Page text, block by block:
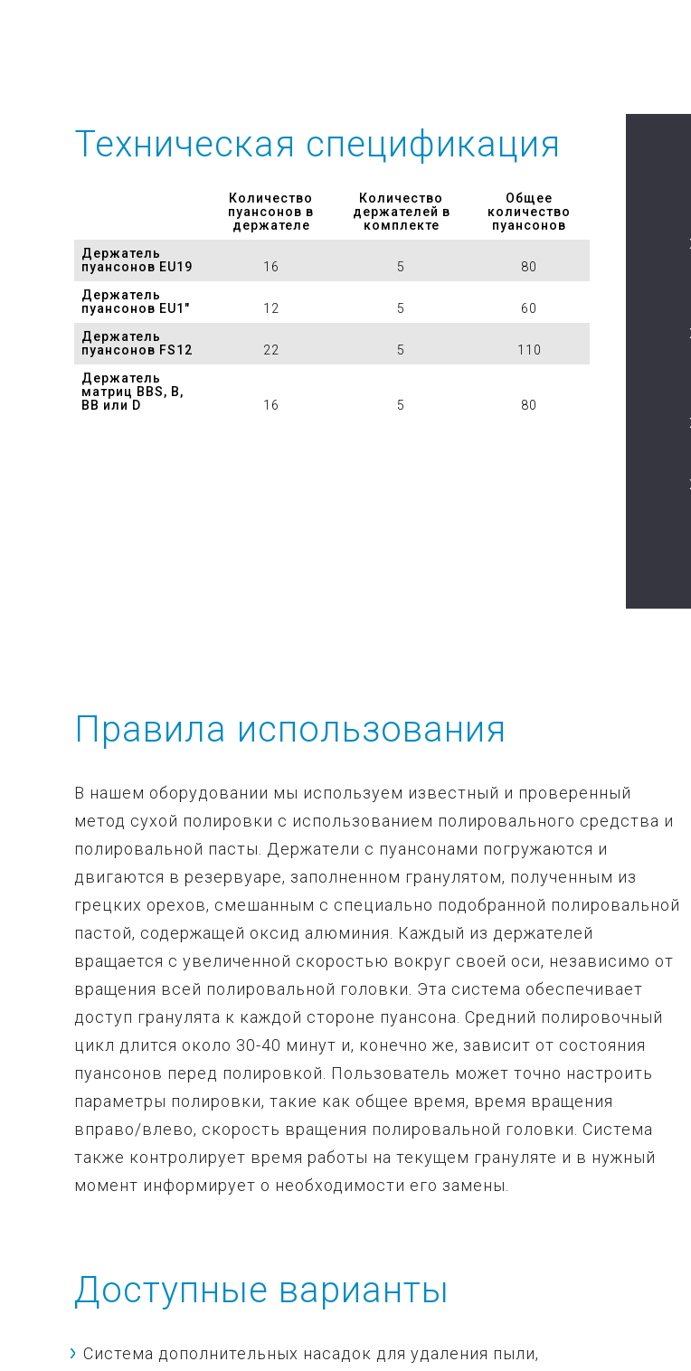
Техническая спецификация
Количество
пуансонов в
держателе
Количество
держателей в
комплекте
Общее
количество
пуансонов
Держатель
пуансонов EU19
16 5
80
Держатель
пуансонов EU1″
12 5
60
Держатель
пуансонов FS12
22 5
110
Держатель
матриц BBS, B,
BB или D
16 5 80
Правила использования
В нашем оборудовании мы используем известный и проверенный
метод сухой полировки с использованием полировального средства и
полировальной пасты. Держатели с пуансонами погружаются и
двигаются в резервуаре, заполненном гранулятом, полученным из
грецких орехов, смешанным с специально подобранной полировальной
пастой, содержащей оксид алюминия. Каждый из держателей
вращается с увеличенной скоростью вокруг своей оси, независимо от
вращения всей полировальной головки. Эта система обеспечивает
доступ гранулята к каждой стороне пуансона. Средний полировочный
цикл длится около 30-40 минут и, конечно же, зависит от состояния
пуансонов перед полировкой. Пользователь может точно настроить
параметры полировки, такие как общее время, время вращения
вправо/влево, скорость вращения полировальной головки. Система
также контролирует время работы на текущем грануляте и в нужный
момент информирует о необходимости его замены.
Доступные варианты
Система дополнительных насадок для удаления пыли,